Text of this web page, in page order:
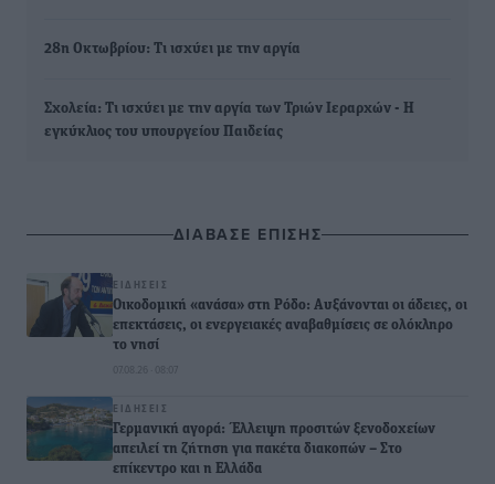
28η Οκτωβρίου: Τι ισχύει με την αργία
Σχολεία: Τι ισχύει με την αργία των Τριών Ιεραρχών - Η
εγκύκλιος του υπουργείου Παιδείας
ΔΙΑΒΑΣΕ ΕΠΙΣΗΣ
ΕΙΔΉΣΕΙΣ
Οικοδομική «ανάσα» στη Ρόδο: Αυξάνονται οι άδειες, οι
επεκτάσεις, οι ενεργειακές αναβαθμίσεις σε ολόκληρο
το νησί
07.08.26 · 08:07
ΕΙΔΉΣΕΙΣ
Γερμανική αγορά: Έλλειψη προσιτών ξενοδοχείων
απειλεί τη ζήτηση για πακέτα διακοπών – Στο
επίκεντρο και η Ελλάδα